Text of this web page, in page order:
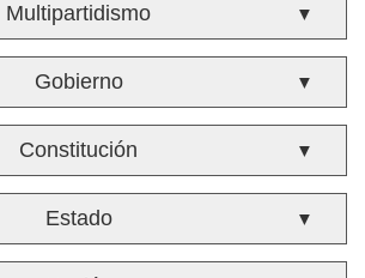
Multipartidismo ▼
Gobierno ▼
Constitución ▼
Estado ▼